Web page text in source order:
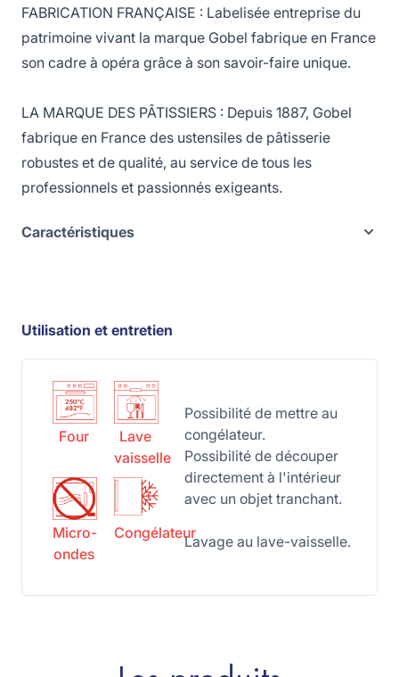
FABRICATION FRANÇAISE : Labelisée entreprise du
patrimoine vivant la marque Gobel fabrique en France
son cadre à opéra grâce à son savoir-faire unique.
LA MARQUE DES PÂTISSIERS : Depuis 1887, Gobel
fabrique en France des ustensiles de pâtisserie
robustes et de qualité, au service de tous les
professionnels et passionnés exigeants.
Caractéristiques
Utilisation et entretien
Four
Lave
vaisselle
Micro-
ondes
Congélateur
Possibilité de mettre au
congélateur.
Possibilité de découper
directement à l'intérieur
avec un objet tranchant.
Lavage au lave-vaisselle.